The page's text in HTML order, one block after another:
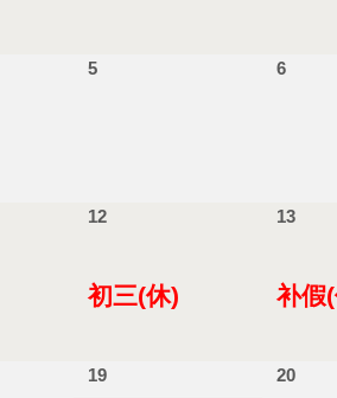
5 6
12 13
初三(休) 补假
19 20